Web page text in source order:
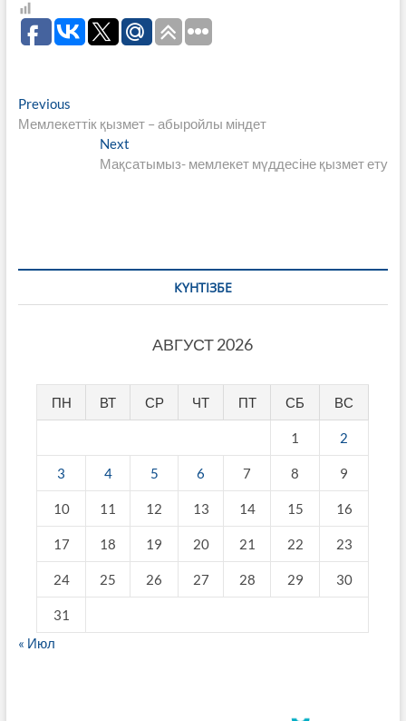
Навигация
по
записям
PreviousPrevious
post:
Мемлекеттік қызмет – абыройлы міндет
Next
post:
Мақсатымыз- мемлекет мүддесіне қызмет ету
КҮНТІЗБЕ
АВГУСТ 2026
ПН ВТ СР ЧТ ПТ СБ ВС
1 2
3 4 5 6 7 8 9
10 11 12 13 14 15 16
17 18 19 20 21 22 23
24 25 26 27 28 29 30
31
« Июл